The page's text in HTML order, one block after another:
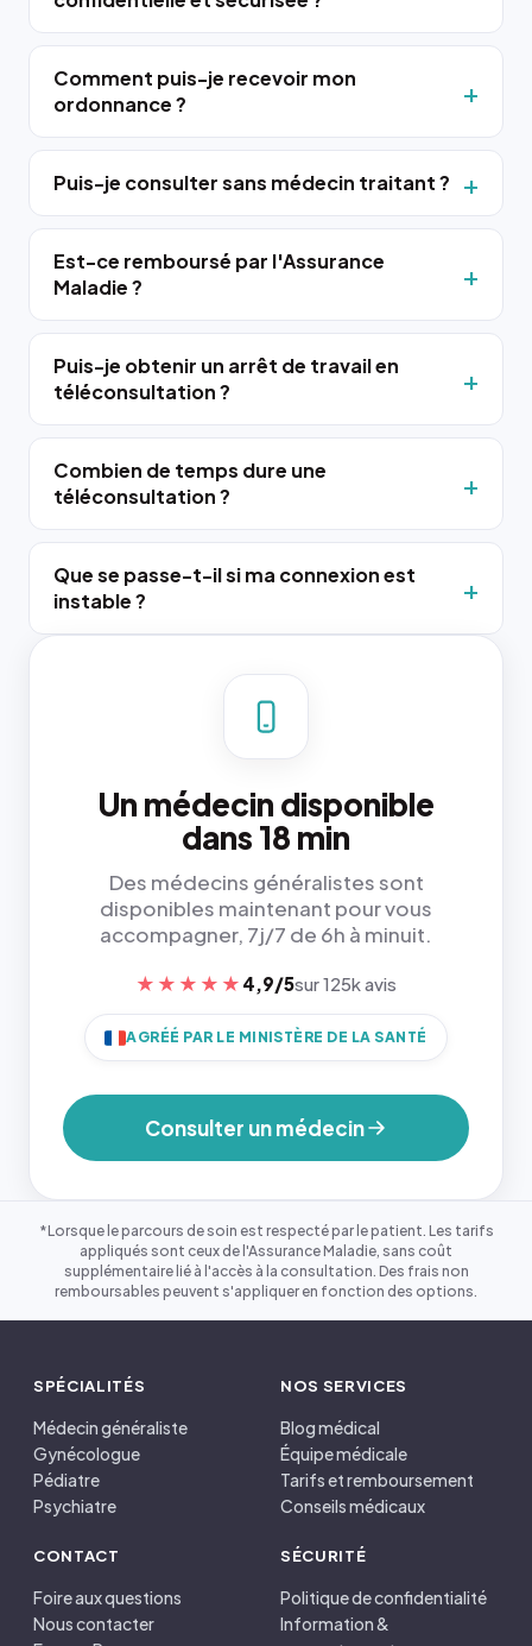
Comment puis-je recevoir mon
ordonnance ?
Puis-je consulter sans médecin traitant ?
Est-ce remboursé par l'Assurance
Maladie ?
Puis-je obtenir un arrêt de travail en
téléconsultation ?
Combien de temps dure une
téléconsultation ?
Que se passe-t-il si ma connexion est
instable ?
Un médecin disponible
dans 18 min
Des médecins généralistes sont
disponibles maintenant pour vous
accompagner, 7j/7 de 6h à minuit.
★★★★★ 4,9/5sur 125k avis
AGRÉÉ PAR LE MINISTÈRE DE LA SANTÉ
Consulter un médecin
*Lorsque le parcours de soin est respecté par le patient. Les tarifs
appliqués sont ceux de l'Assurance Maladie, sans coût
supplémentaire lié à l'accès à la consultation. Des frais non
remboursables peuvent s'appliquer en fonction des options.
SPÉCIALITÉS
Médecin généraliste
Gynécologue
Pédiatre
Psychiatre
NOS SERVICES
Blog médical
Équipe médicale
Tarifs et remboursement
Conseils médicaux
CONTACT
Foire aux questions
Nous contacter
SÉCURITÉ
Politique de confidentialité
Information &